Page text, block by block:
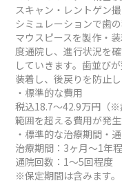
スキャン・レントゲン
シミュレーションで歯
マウスピースを製作・
度通院し、進行状況を
していきます。歯並び
装着し、後戻りを防止し
・標準的な費用
税込18.7～42.9万円（※
範囲を超える費用が発
・標準的な治療期間・
治療期間：3ヶ月～1年
通院回数：1～5回程度
※保定期間は含みます。